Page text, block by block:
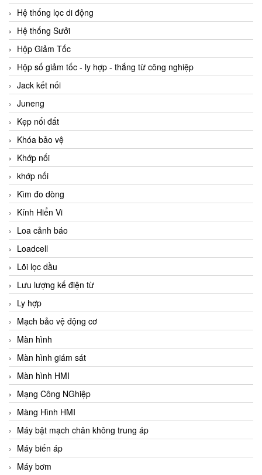
Hệ thống lọc di động
Hệ thống Sưởi
Hộp Giảm Tốc
Hộp số giảm tốc - ly hợp - thắng từ công nghiệp
Jack kết nối
Juneng
Kẹp nối đất
Khóa bảo vệ
Khớp nối
khớp nối
Kìm đo dòng
Kính Hiển Vi
Loa cảnh báo
Loadcell
Lõi lọc dầu
Lưu lượng kế điện từ
Ly hợp
Mạch bảo vệ động cơ
Màn hình
Màn hình giám sát
Màn hình HMI
Mạng Công NGhiệp
Màng Hình HMI
Máy bật mạch chân không trung áp
Máy biến áp
Máy bơm